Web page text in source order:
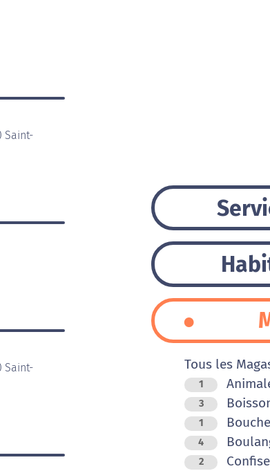
Saint-
Saint-
Tous les
1
3
1
4
2